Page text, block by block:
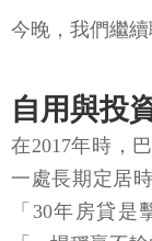
今晚，我們繼續
自用與投
在2017年時，
一處長期定居
「30年房貸